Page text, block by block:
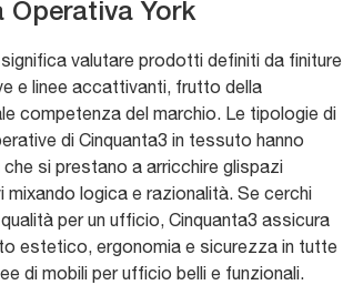
Operativa York
valutare prodotti definiti da finiture
e linee accattivanti, frutto della
competenza del marchio. Le tipologie di
di Cinquanta3 in tessuto hanno
che si prestano a arricchire glispazi
mixando logica e razionalità. Se cerchi
per un ufficio, Cinquanta3 assicura
estetico, ergonomia e sicurezza in tutte
di mobili per ufficio belli e funzionali.